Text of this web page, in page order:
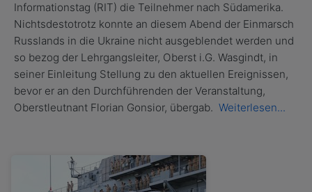
Informationstag (RIT) die Teilnehmer nach Südamerika.
Nichtsdestotrotz konnte an diesem Abend der Einmarsch
Russlands in die Ukraine nicht ausgeblendet werden und
so bezog der Lehrgangsleiter, Oberst i.G. Wasgindt, in
seiner Einleitung Stellung zu den aktuellen Ereignissen,
bevor er an den Durchführenden der Veranstaltung,
Oberstleutnant Florian Gonsior, übergab. Weiterlesen...